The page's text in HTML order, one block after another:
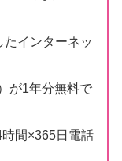
インターネッ
が1年分無料で
間×365日電話